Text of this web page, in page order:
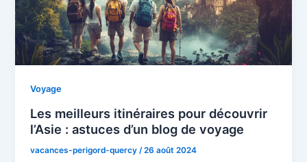
Voyage
Les meilleurs itinéraires pour découvrir
l’Asie : astuces d’un blog de voyage
vacances-perigord-quercy /26 août 2024